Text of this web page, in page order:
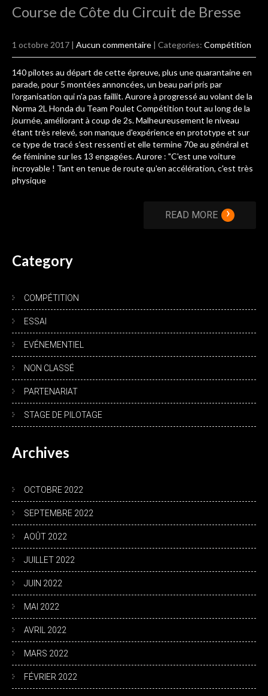
Course de Côte du Circuit de Bresse
1 octobre 2017 | Aucun commentaire | Categories: Compétition
140 pilotes au départ de cette épreuve, plus une quarantaine en
parade, pour 5 montées annoncées, un beau pari pris par
l'organisation qui n'a pas faillit. Aurore à progressé au volant de la
Norma 2L Honda du Team Poulet Compétition tout au long de la
journée, améliorant à coup de 2s. Malheureusement le niveau
étant très relevé, son manque d'expérience en prototype et sur
ce type de tracé s'est ressenti et elle termine 70e au général et
6e féminine sur les 13 engagées. Aurore : "C'est une voiture
incroyable ! Tant en tenue de route qu'en accélération, c'est très
physique
READ MORE ›
Category
COMPÉTITION
ESSAI
EVÉNEMENTIEL
NON CLASSÉ
PARTENARIAT
STAGE DE PILOTAGE
Archives
OCTOBRE 2022
SEPTEMBRE 2022
AOÛT 2022
JUILLET 2022
JUIN 2022
MAI 2022
AVRIL 2022
MARS 2022
FÉVRIER 2022